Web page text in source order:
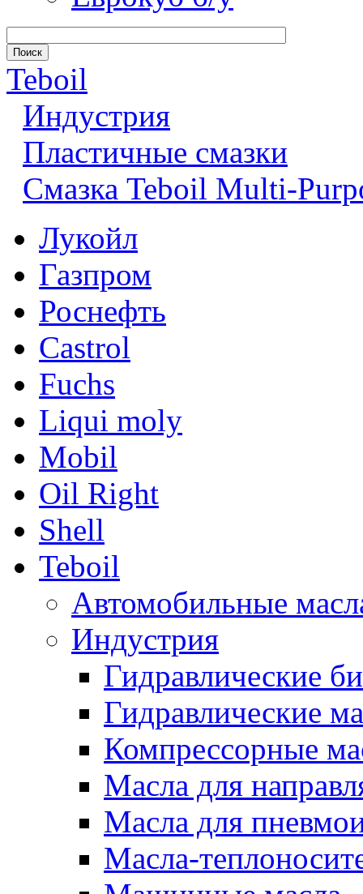
Teboil
Индустрия
Пластичные смазки
Смазка Teboil Multi-
Лукойл
Газпром
Роснефть
Castrol
Fuchs
Liqui moly
Mobil
Oil Right
Shell
Teboil
Автомобильные
Индустрия
Гидравлические
Гидравлические
Компрессорные
Масла для
Масла для
Масла-